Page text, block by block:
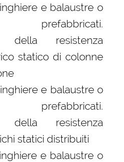
e balaustre o
della resistenza
statico di colonne
e balaustre o
della resistenza
statici distribuiti
e balaustre o